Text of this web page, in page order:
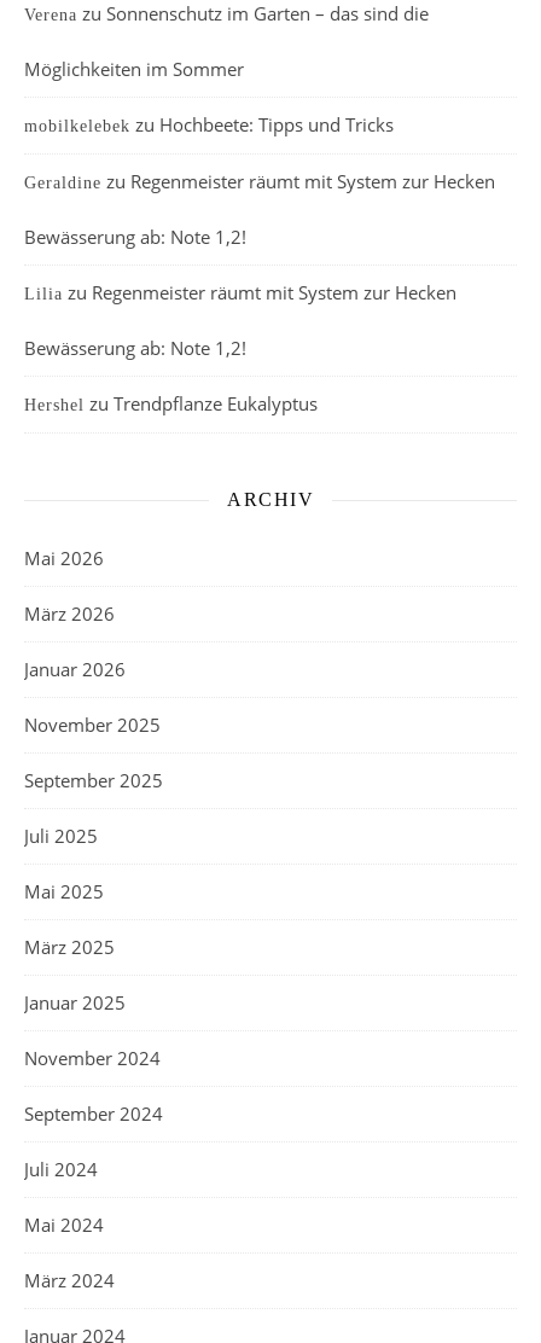
Verena zu Sonnenschutz im Garten – das sind die
Möglichkeiten im Sommer
mobilkelebek zu Hochbeete: Tipps und Tricks
Geraldine zu Regenmeister räumt mit System zur Hecken
Bewässerung ab: Note 1,2!
Lilia zu Regenmeister räumt mit System zur Hecken
Bewässerung ab: Note 1,2!
Hershel zu Trendpflanze Eukalyptus
ARCHIV
Mai 2026
März 2026
Januar 2026
November 2025
September 2025
Juli 2025
Mai 2025
März 2025
Januar 2025
November 2024
September 2024
Juli 2024
Mai 2024
März 2024
Januar 2024